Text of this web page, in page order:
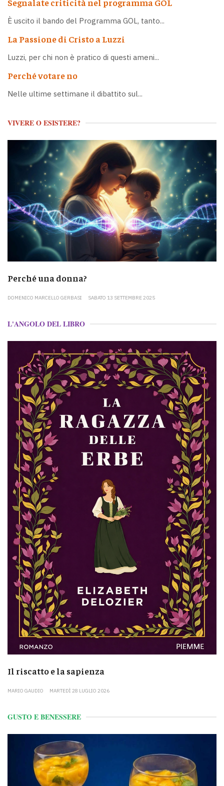
È uscito il bando del Programma GOL, tanto...
La Passione di Cristo a Luzzi
Luzzi, per chi non è pratico di questi ameni...
Perché votare no
Nelle ultime settimane il dibattito sul...
VIVERE O ESISTERE?
Perché una donna?
DOMENICO MARCELLO GERBASI SABATO 13 SETTEMBRE 2025
L'ANGOLO DEL LIBRO
Il riscatto e la sapienza
MARIO GAUDIO MARTEDÌ 28 LUGLIO 2026
GUSTO E BENESSERE